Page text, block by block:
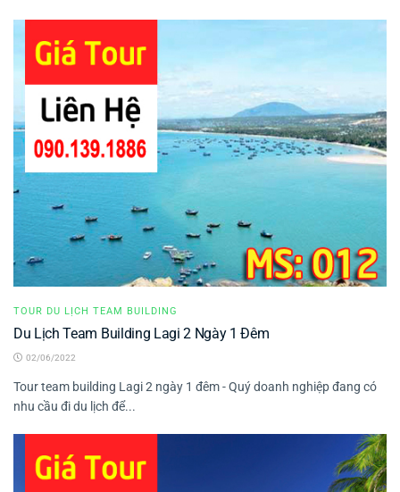
TOUR DU LỊCH TEAM BUILDING
Du Lịch Team Building Lagi 2 Ngày 1 Đêm
02/06/2022
Tour team building Lagi 2 ngày 1 đêm - Quý doanh nghiệp đang có
nhu cầu đi du lịch để...